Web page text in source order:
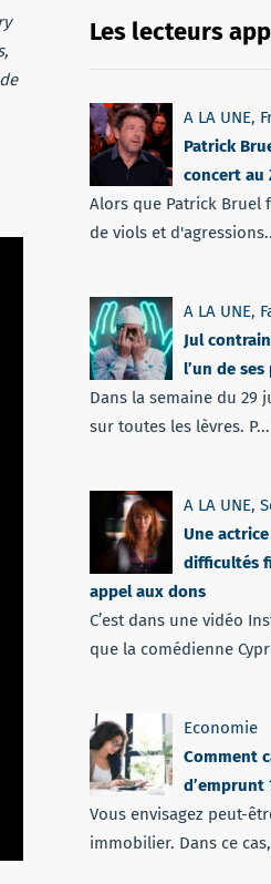
Les lecteurs
A LA UNE,
Patrick
concert au
Alors que Patrick Bruel
de viols et
A LA UNE,
Jul
l’un de
Dans la semaine du 29
sur toutes les lèvres. P...
A LA UNE,
Une
difficultés
appel aux dons
C’est dans une vidéo
que la comédienne
Economie
Comment
d’emprunt
Vous envisagez peut-
immobilier. Dans ce